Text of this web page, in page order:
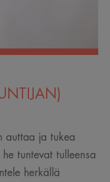
auttaa ja tukea
tuntevat tulleensa
herkällä